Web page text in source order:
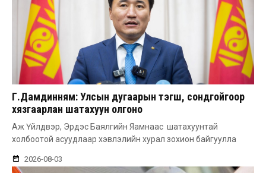
Г.Дамдинням: Улсын дугаарын тэгш, сондгойгоор
хязгаарлан шатахуун олгоно
Аж Үйлдвэр, Эрдэс Баялгийн Яамнаас шатахуунтай
холбоотой асуудлаар хэвлэлийн хурал зохион байгуулла
2026-08-03